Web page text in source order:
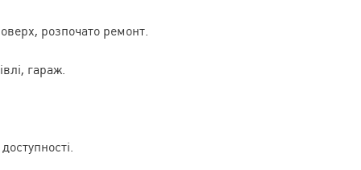
розпочато ремонт.
гараж.